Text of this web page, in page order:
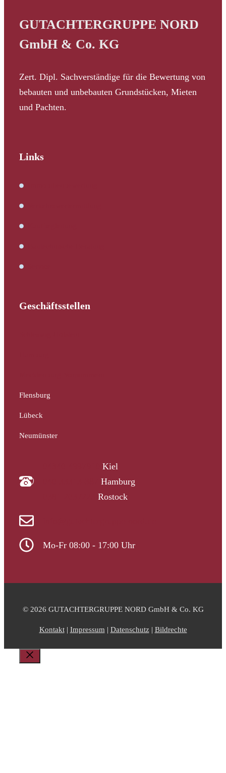
GUTACHTERGRUPPE NORD
GmbH & Co. KG
Zert. Dipl. Sachverständige für die Bewertung von
bebauten und unbebauten Grundstücken, Mieten
und Pachten.
Links
Geschäftsstellen
Flensburg
Lübeck
Neumünster
Kiel
Hamburg
Rostock
Mo-Fr 08:00 - 17:00 Uhr
© 2026 GUTACHTERGRUPPE NORD GmbH & Co. KG
Kontakt| Impressum | Datenschutz| Bildrechte
Schließen